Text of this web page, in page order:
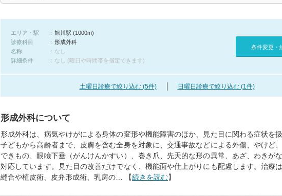
エリア・駅
旭川駅 (1000m)
診療科目
形成外科
名称
なし
詳細条件
なし (曜日や時間帯を指定できます)
条件変更・
土曜日診療で絞り込む (5件) 日曜日診療で絞り込む (1件)
形成外科について
形成外科は、病気やけがによる身体の変形や機能障害のほか、見た目に関わる症状を
子どもから高齢者まで、皮膚を含む全身を対象に、交通事故などによる外傷、やけど
できもの、眼瞼下垂（がんけんかすい）、巻き爪、先天的な形の異常、あざ、わきが
対応しています。見た目の改善だけでなく、機能面や仕上がりにも配慮します。治療
縫合や植皮術、皮弁形成術、乳房の… 【続きを読む】